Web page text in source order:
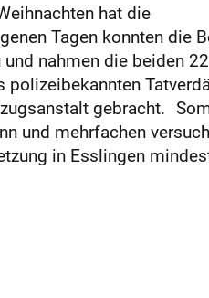
hat die
Tagen konnten die
nahmen die beiden
gebracht.
und mehrfachen
in Esslingen